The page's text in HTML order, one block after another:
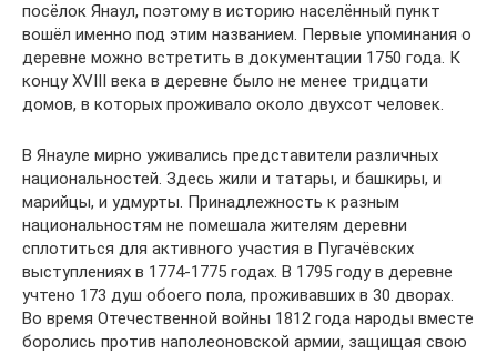
посёлок Янаул, поэтому в историю населённый пункт
вошёл именно под этим названием. Первые упоминания о
деревне можно встретить в документации 1750 года. К
концу XVIII века в деревне было не менее тридцати
домов, в которых проживало около двухсот человек.
В Янауле мирно уживались представители различных
национальностей. Здесь жили и татары, и башкиры, и
марийцы, и удмурты. Принадлежность к разным
национальностям не помешала жителям деревни
сплотиться для активного участия в Пугачёвских
выступлениях в 1774-1775 годах. В 1795 году в деревне
учтено 173 душ обоего пола, проживавших в 30 дворах.
Во время Отечественной войны 1812 года народы вместе
боролись против наполеоновской армии, защищая свою